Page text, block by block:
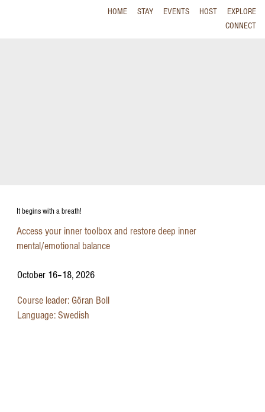
HOME STAY EVENTS HOST
EXPLORE
CONNECT
It begins with a breath!
Access your inner toolbox and restore deep inner
mental/emotional balance
October 16–18, 2026
Course leader: Göran Boll
Language: Swedish